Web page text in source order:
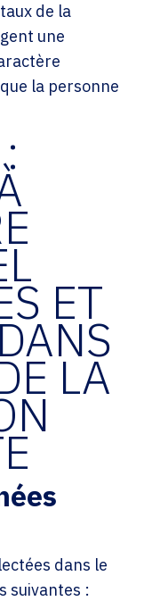
de la
une
la personne
ET
LA
dans le
suivantes :